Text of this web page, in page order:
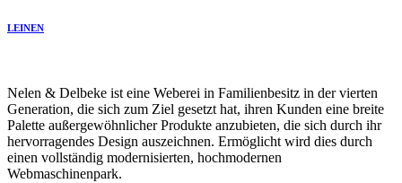
LEINEN
Nelen & Delbeke ist eine Weberei in Familienbesitz in der vierten
Generation, die sich zum Ziel gesetzt hat, ihren Kunden eine breite
Palette außergewöhnlicher Produkte anzubieten, die sich durch ihr
hervorragendes Design auszeichnen. Ermöglicht wird dies durch
einen vollständig modernisierten, hochmodernen
Webmaschinenpark.